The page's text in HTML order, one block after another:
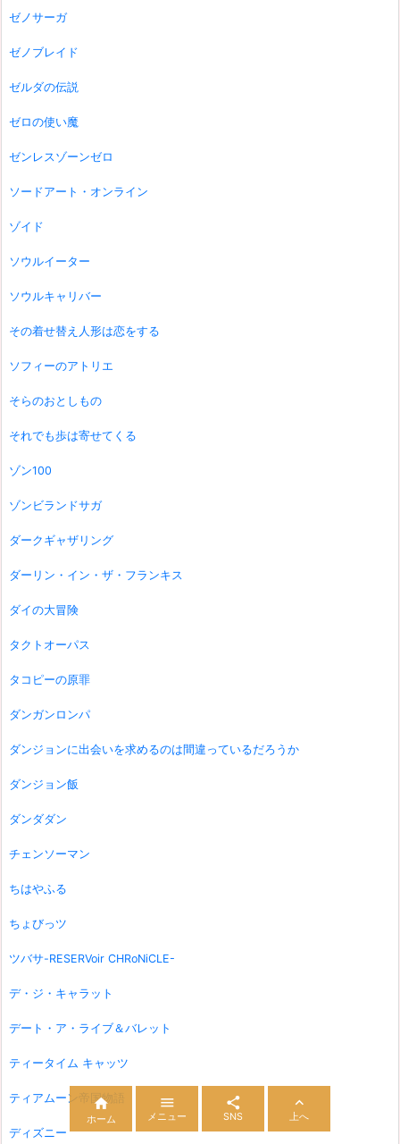
ゼノサーガ
ゼノブレイド
ゼルダの伝説
ゼロの使い魔
ゼンレスゾーンゼロ
ソードアート・オンライン
ゾイド
ソウルイーター
ソウルキャリバー
その着せ替え人形は恋をする
ソフィーのアトリエ
そらのおとしもの
それでも歩は寄せてくる
ゾン100
ゾンビランドサガ
ダークギャザリング
ダーリン・イン・ザ・フランキス
ダイの大冒険
タクトオーパス
タコピーの原罪
ダンガンロンパ
ダンジョンに出会いを求めるのは間違っているだろうか
ダンジョン飯
ダンダダン
チェンソーマン
ちはやふる
ちょびっツ
ツバサ-RESERVoir CHRoNiCLE-
デ・ジ・キャラット
デート・ア・ライブ＆バレット
ティータイム キャッツ
ティアムーン帝国物語
ディズニー

ホーム

メニュー

SNS

上へ